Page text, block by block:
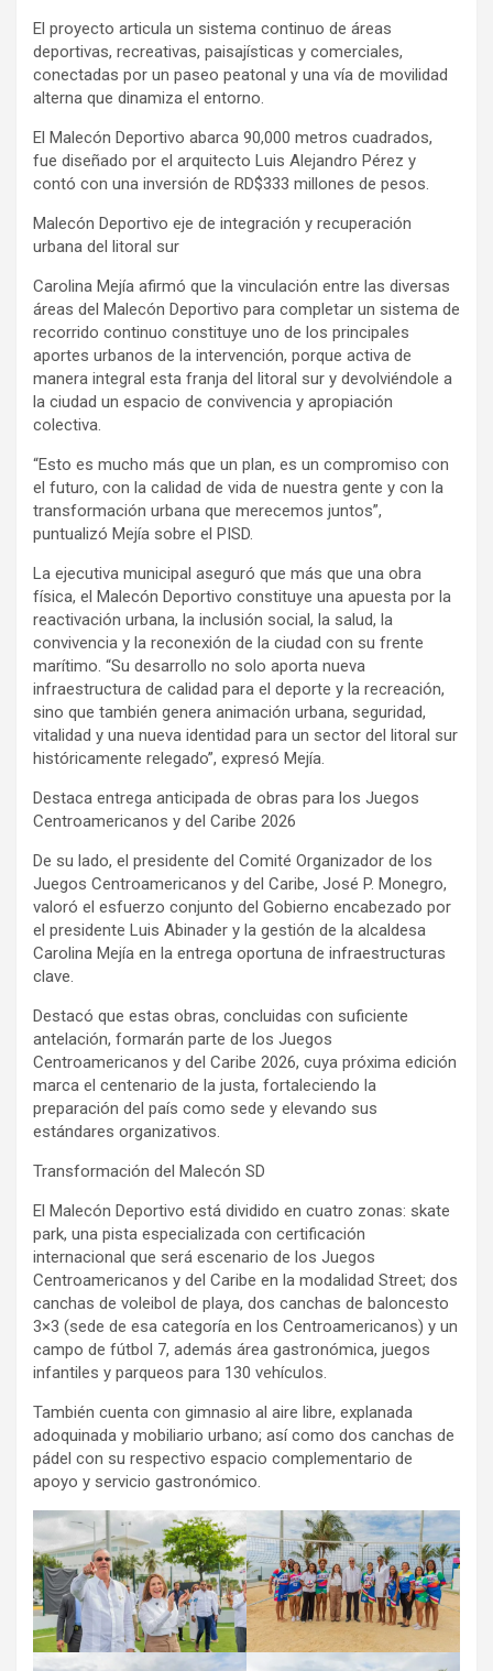
El proyecto articula un sistema continuo de áreas
deportivas, recreativas, paisajísticas y comerciales,
conectadas por un paseo peatonal y una vía de movilidad
alterna que dinamiza el entorno.
El Malecón Deportivo abarca 90,000 metros cuadrados,
fue diseñado por el arquitecto Luis Alejandro Pérez y
contó con una inversión de RD$333 millones de pesos.
Malecón Deportivo eje de integración y recuperación
urbana del litoral sur
Carolina Mejía afirmó que la vinculación entre las diversas
áreas del Malecón Deportivo para completar un sistema de
recorrido continuo constituye uno de los principales
aportes urbanos de la intervención, porque activa de
manera integral esta franja del litoral sur y devolviéndole a
la ciudad un espacio de convivencia y apropiación
colectiva.
“Esto es mucho más que un plan, es un compromiso con
el futuro, con la calidad de vida de nuestra gente y con la
transformación urbana que merecemos juntos”,
puntualizó Mejía sobre el PISD.
La ejecutiva municipal aseguró que más que una obra
física, el Malecón Deportivo constituye una apuesta por la
reactivación urbana, la inclusión social, la salud, la
convivencia y la reconexión de la ciudad con su frente
marítimo. “Su desarrollo no solo aporta nueva
infraestructura de calidad para el deporte y la recreación,
sino que también genera animación urbana, seguridad,
vitalidad y una nueva identidad para un sector del litoral sur
históricamente relegado”, expresó Mejía.
Destaca entrega anticipada de obras para los Juegos
Centroamericanos y del Caribe 2026
De su lado, el presidente del Comité Organizador de los
Juegos Centroamericanos y del Caribe, José P. Monegro,
valoró el esfuerzo conjunto del Gobierno encabezado por
el presidente Luis Abinader y la gestión de la alcaldesa
Carolina Mejía en la entrega oportuna de infraestructuras
clave.
Destacó que estas obras, concluidas con suficiente
antelación, formarán parte de los Juegos
Centroamericanos y del Caribe 2026, cuya próxima edición
marca el centenario de la justa, fortaleciendo la
preparación del país como sede y elevando sus
estándares organizativos.
Transformación del Malecón SD
El Malecón Deportivo está dividido en cuatro zonas: skate
park, una pista especializada con certificación
internacional que será escenario de los Juegos
Centroamericanos y del Caribe en la modalidad Street; dos
canchas de voleibol de playa, dos canchas de baloncesto
3×3 (sede de esa categoría en los Centroamericanos) y un
campo de fútbol 7, además área gastronómica, juegos
infantiles y parqueos para 130 vehículos.
También cuenta con gimnasio al aire libre, explanada
adoquinada y mobiliario urbano; así como dos canchas de
pádel con su respectivo espacio complementario de
apoyo y servicio gastronómico.